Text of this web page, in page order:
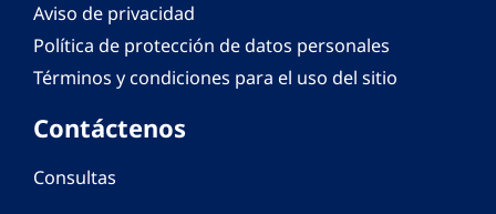
Aviso de privacidad
Política de protección de datos personales
Términos y condiciones para el uso del sitio
Contáctenos
Consultas